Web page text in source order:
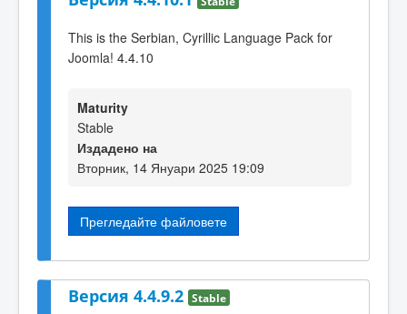
This is the Serbian, Cyrillic Language Pack for
Joomla! 4.4.10
Maturity
Stable
Издадено на
Вторник, 14 Януари 2025 19:09
Прегледайте файловете
Версия 4.4.9.2 Stable